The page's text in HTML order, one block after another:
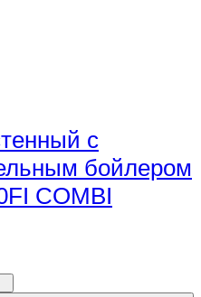
с
бойлером
COMBI